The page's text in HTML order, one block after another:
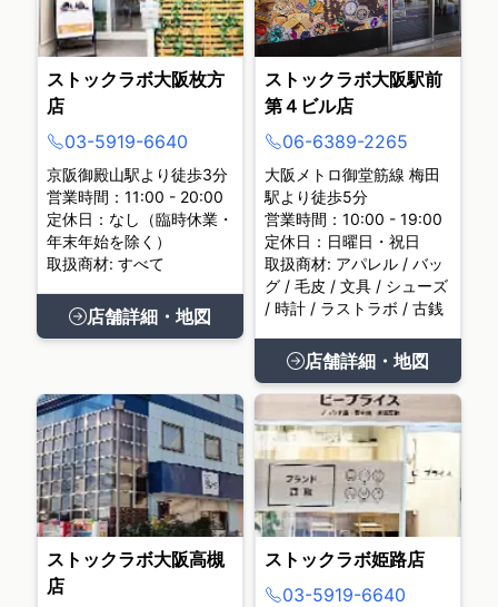
ストックラボ大阪枚方
店
03-5919-6640
京阪御殿山駅より徒歩3分
営業時間：11:00 - 20:00
定休日：なし（臨時休業・
年末年始を除く）
取扱商材: すべて
店舗詳細・地図
ストックラボ大阪駅前
第４ビル店
06-6389-2265
大阪メトロ御堂筋線 梅田
駅より徒歩5分
営業時間：10:00 - 19:00
定休日：日曜日・祝日
取扱商材: アパレル / バッ
グ / 毛皮 / 文具 / シューズ
/ 時計 / ラストラボ / 古銭
店舗詳細・地図
ストックラボ大阪高槻
店
ストックラボ姫路店
03-5919-6640